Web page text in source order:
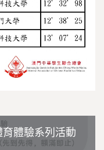
體驗系列活動